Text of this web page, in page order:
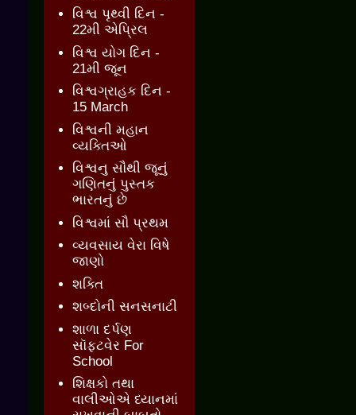
વિશ્વ પૃથ્વી દિન -
22મી એપ્રિલ
વિશ્વ યોગ દિન -
21મી જૂન
વિશ્વગ્રાહક દિન -
15 March
વિશ્વની મહાન
વ્યક્તિઓ
વિશ્વનુ સૌથી જૂનું
ગણિતનું પુસ્તક
ભારતનું છે
વિશ્વમાં સૌ પ્રથમ
વ્યવસાય વેરા વિષે
જાણો
શક્તિ
શબ્દોની સનસનાટી
શાળા દર્પણ
સૉફ્ટવેર For
School
શિક્ષકો તથા
વાલીઓએ ધ્યાનમાં